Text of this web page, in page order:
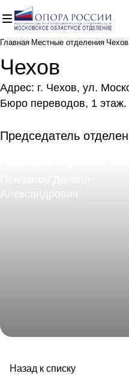
Главная Местные отделения Чехов
Чехов
Адрес: г. Чехов, ул.
Бюро переводов, 1 этаж.
Председатель
Александрович
Назад к списку